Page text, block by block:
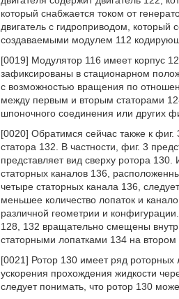
который снабжается током от
двигатель с гидроприводом, который
создаваемыми модулем 112
[0019] Модулятор 116 имеет корпус
зафиксированы в стационарном
с возможностью вращения по
между первым и вторым статорами
шпоночного соединения или других
[0020] Обратимся сейчас также к фиг.
статора 132. В частности, фиг. 3
представляет вид сверху ротора
статорных каналов 136,
четыре статорных канала 136,
меньшее количество лопаток и
различной геометрии и
128, 132 вращательно смещены
статорными лопатками 134 на втором
[0021] Ротор 130 имеет ряд роторных
ускорения прохождения жидкости
следует понимать, что ротор 130